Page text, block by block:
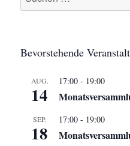
nach:
Bevorstehende
AUG.
14
17:00 - 19:00
SEP.
18
17:00 - 19:00